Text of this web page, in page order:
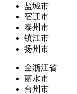
盐城市
宿迁市
泰州市
镇江市
扬州市
全浙江省
丽水市
台州市